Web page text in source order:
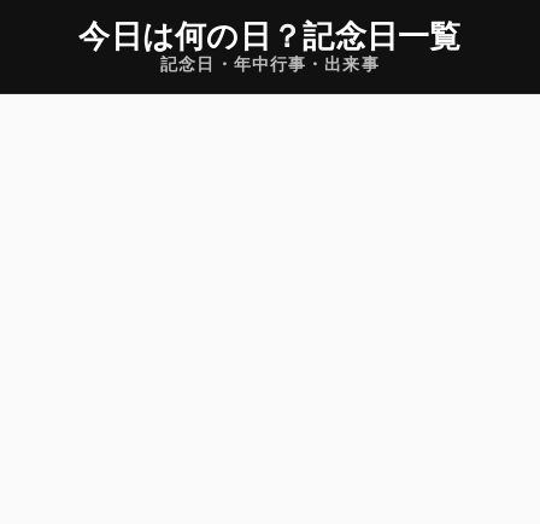
今日は何の日 ？記念日一覧
記念日・年中行事・出来事